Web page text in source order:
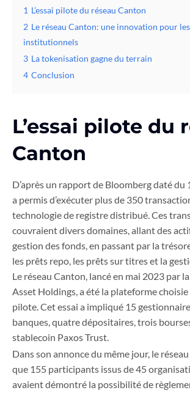
1 L’essai pilote du réseau Canton
2 Le réseau Canton: une innovation pour
institutionnels
3 La tokenisation gagne du terrain
4 Conclusion
L’essai pilote du
Canton
D’après un rapport de Bloomberg daté du
a permis d’exécuter plus de 350
technologie de registre distribué. Ces
couvraient divers domaines, allant des
gestion des fonds, en passant par la
les prêts repo, les prêts sur titres et la
Le réseau Canton, lancé en mai 2023 par
Asset Holdings, a été la plateforme
pilote. Cet essai a impliqué 15
banques, quatre dépositaires, trois
stablecoin Paxos Trust.
Dans son annonce du même jour, le
que 155 participants issus de 45
avaient démontré la possibilité de